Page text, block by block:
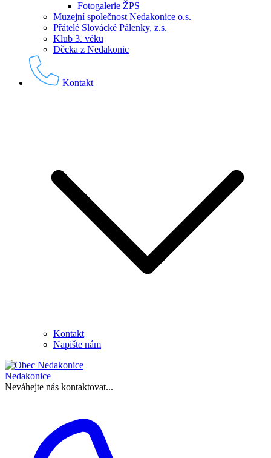
Fotogalerie ŽPS
Muzejní společnost Nedakonice o.s.
Přátelé Slovácké Pálenky, z.s.
Klub 3. věku
Děcka z Nedakonic
Kontakt
Kontakt
Napište nám
Nedakonice
Neváhejte nás kontaktovat...